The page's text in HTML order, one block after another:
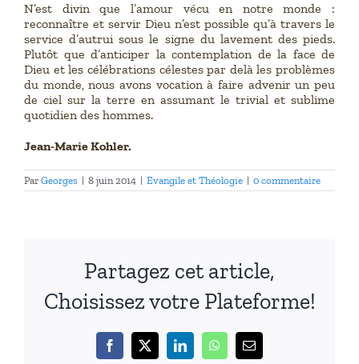
N’est divin que l’amour vécu en notre monde :
reconnaître et servir Dieu n’est possible qu’à travers le
service d’autrui sous le signe du lavement des pieds.
Plutôt que d’anticiper la contemplation de la face de
Dieu et les célébrations célestes par delà les problèmes
du monde, nous avons vocation à faire advenir un peu
de ciel sur la terre en assumant le trivial et sublime
quotidien des hommes.
Jean-Marie Kohler.
Par Georges | 8 juin 2014 | Evangile et Théologie | 0 commentaire
Partagez cet article,
Choisissez votre Plateforme!
Facebook
X LinkedInWhatsApp
Email